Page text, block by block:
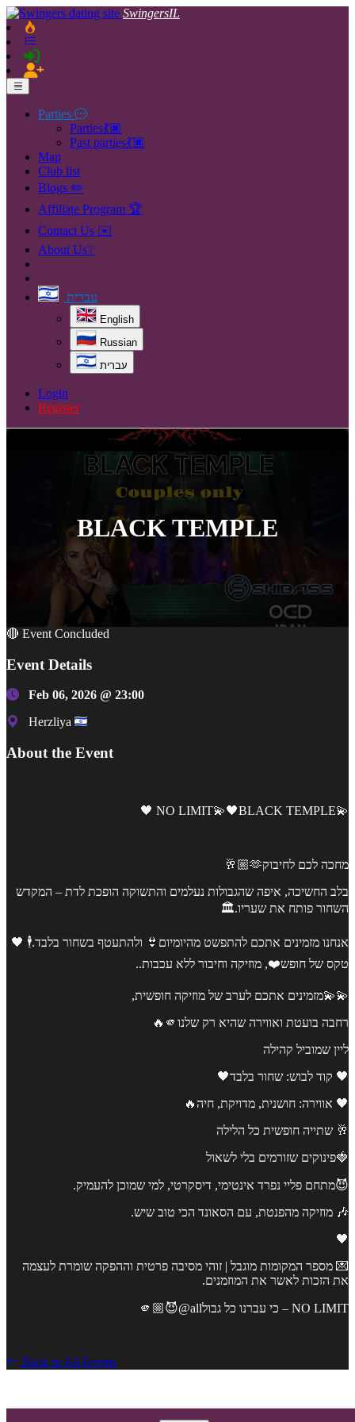
SwingersIL
Parties
Parties💃🏿
Past parties💃🏿
Map
Club list
Blogs ✏️
Affiliate Program 🏆
Contact Us ✉️
About Us❔
עברית
English
Russian
עברית
Login
Register
BLACK TEMPLE
🔴 Event Concluded
Event Details
Feb 06, 2026 @ 23:00
Herzliya
About the Event
💫NO LIMIT💫🖤BLACK TEMPLE 🖤
מחכה לכם לחיבוק🫶🏼🥂
בלב החשיכה, איפה שהגבולות נעלמים והתשוקה הופכת לדת – המקדש
השחור פותח את שעריו.🏛️
אנחנו מזמינים אתכם להתפשט מהיומיום👙 ולהתעטף בשחור בלבד.🕴️ 🖤
טקס של חופש❤️, מוזיקה וחיבור ללא עכבות..
💫💫מזמינים אתכם לערב של מוזיקה חופשית,
רחבה בועטת ואווירה שהיא רק שלנו🫵🔥
ליין שמוביל קהילה
🖤 קוד לבוש: שחור בלבד🖤
🖤 אווירה: חושנית, מדויקת, חיה🔥
🥂 שתייה חופשית כל הלילה
🍓פינוקים שזורמים בלי לשאול
😈מתחם פליי נפרד אינטימי, דיסקרטי, למי שמוכן להעמיק.
🎶 מוזיקה מהפנטת, עם הסאונד הכי טוב שיש.
🖤
💌 מספר המקומות מוגבל | זוהי מסיבה פרטית וההפקה שומרת לעצמה
את הזכות לאשר את המוזמנים.
NO LIMIT – כי עברנו כל גבול🫵🏼😈@all
Back to All Events